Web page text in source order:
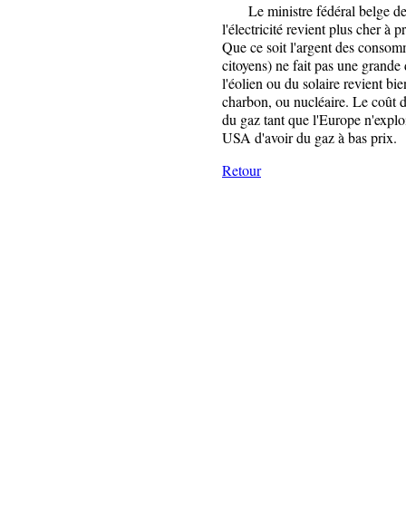
Le ministre fédéral belge de
l'électricité revient plus cher à
Que ce soit l'argent des
citoyens) ne fait pas une
l'éolien ou du solaire revient
charbon, ou nucléaire. Le coût
du gaz tant que l'Europe
USA d'avoir du gaz à bas prix.
Retour